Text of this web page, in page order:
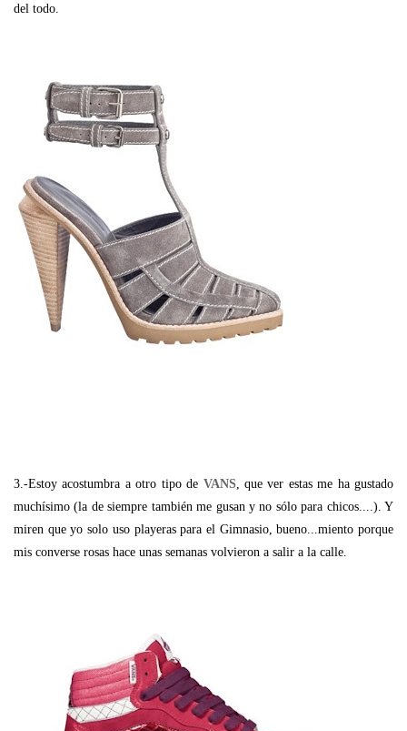
del todo.
3.-Estoy acostumbra a otro tipo de VANS , que ver estas me ha gustado
muchísimo (la de siempre también me gusan y no sólo para chicos....). Y
miren que yo solo uso playeras para el Gimnasio, bueno...miento porque
mis converse rosas hace unas semanas volvieron a salir a la calle.